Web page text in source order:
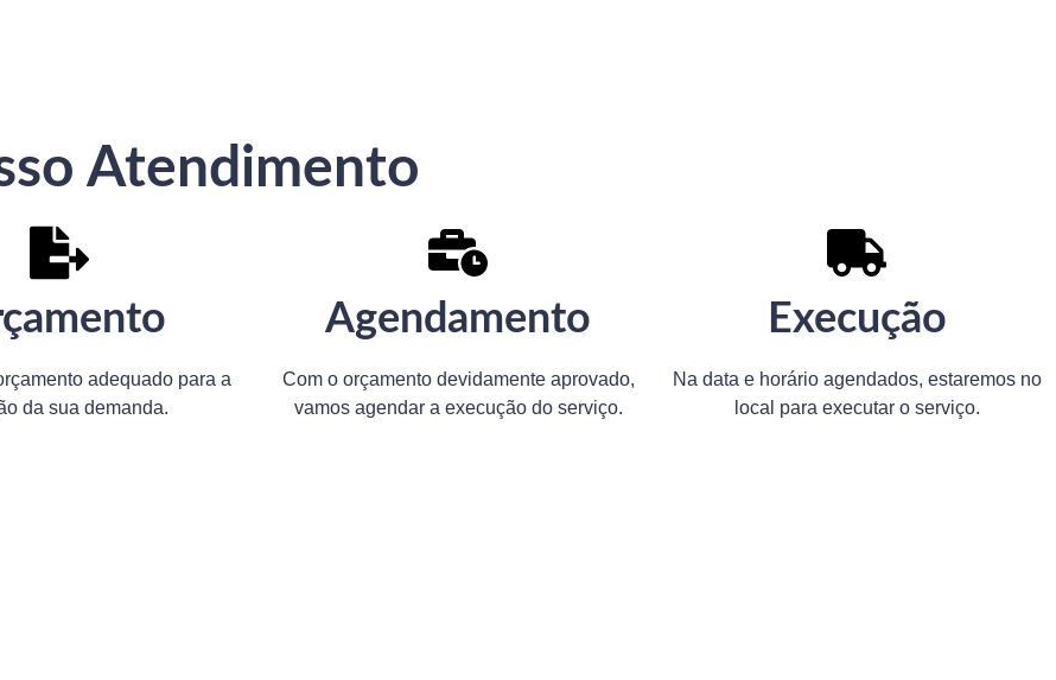
Atendimento
adequado para a
da sua demanda.
Agendamento
Com o orçamento devidamente aprovado,
vamos agendar a execução do serviço.
Execução
Na data e horário agendados, estaremos no
local para executar o serviço.